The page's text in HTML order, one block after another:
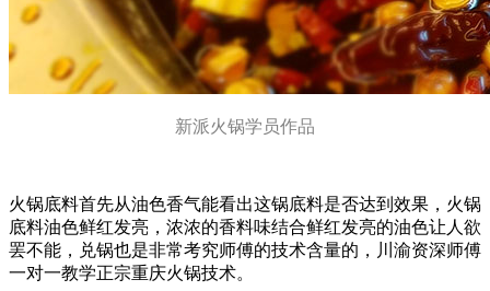
新派火锅学员作品
火锅底料首先从油色香气能看出这锅底料是否达到效果，火锅
底料油色鲜红发亮，浓浓的香料味结合鲜红发亮的油色让人欲
罢不能，兑锅也是非常考究师傅的技术含量的，川渝资深师傅
一对一教学正宗重庆火锅技术。